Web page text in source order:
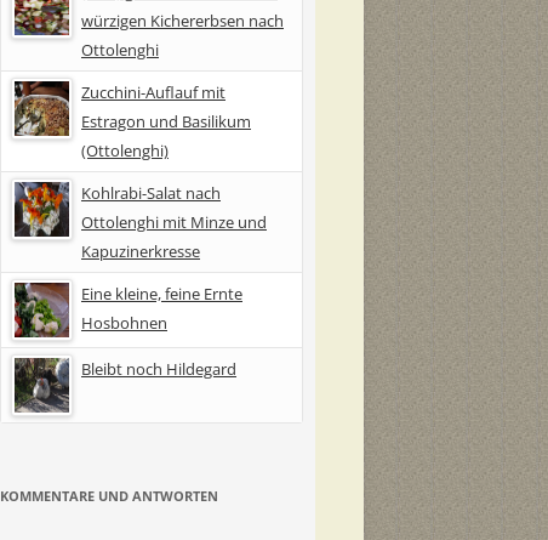
würzigen Kichererbsen nach
Ottolenghi
Zucchini-Auflauf mit
Estragon und Basilikum
(Ottolenghi)
Kohlrabi-Salat nach
Ottolenghi mit Minze und
Kapuzinerkresse
Eine kleine, feine Ernte
Hosbohnen
Bleibt noch Hildegard
KOMMENTARE UND ANTWORTEN